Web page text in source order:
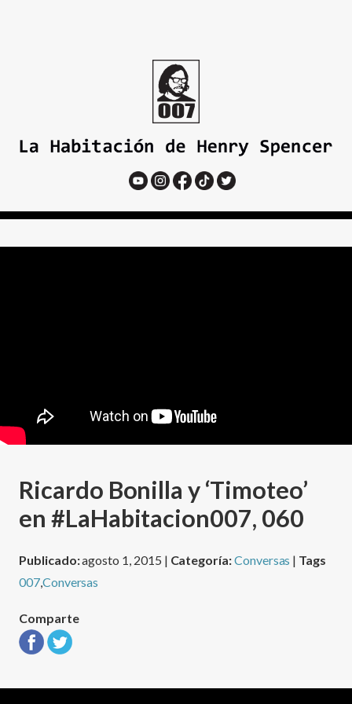
Ricardo Bonilla y ‘Timoteo’
en #LaHabitacion007, 060
Publicado:agosto 1, 2015 | Categoría:Conversas | Tags
007,Conversas
Comparte